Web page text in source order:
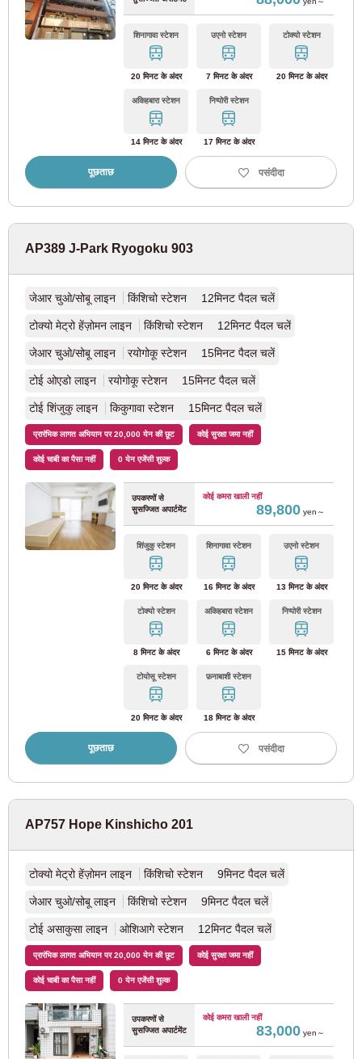
शिनागावा स्टेशन
20 मिनट के अंदर
उएनो स्टेशन
7 मिनट के अंदर
टोक्यो स्टेशन
20 मिनट के अंदर
अकिहबारा स्टेशन
14 मिनट के अंदर
निप्पोरी स्टेशन
17 मिनट के अंदर
पूछताछ पसंदीदा
AP389 J-Park Ryogoku 903
जेआर चुओ/सोबू लाइन किंशिचो स्टेशन 12मिनट पैदल चलें
टोक्यो मेट्रो हेंज़ोमन लाइन किंशिचो स्टेशन 12मिनट पैदल चलें
जेआर चुओ/सोबू लाइन रयोगोकू स्टेशन 15मिनट पैदल चलें
टोई ओएडो लाइन रयोगोकू स्टेशन 15मिनट पैदल चलें
टोई शिंजुकु लाइन किकुगावा स्टेशन 15मिनट पैदल चलें
प्रारंभिक लागत अभियान पर 20,000 येन की छूट कोई सुरक्षा जमा नहीं
कोई चाबी का पैसा नहीं 0 येन एजेंसी शुल्क
उपकरणों से
सुसज्जित अपार्टमेंट
कोई कमरा खाली नहीं
89,800yen～
शिंजुकु स्टेशन
20 मिनट के अंदर
शिनागावा स्टेशन
16 मिनट के अंदर
उएनो स्टेशन
13 मिनट के अंदर
टोक्यो स्टेशन
8 मिनट के अंदर
अकिहबारा स्टेशन
6 मिनट के अंदर
निप्पोरी स्टेशन
15 मिनट के अंदर
टोयोसू स्टेशन
20 मिनट के अंदर
फ़नाबाशी स्टेशन
18 मिनट के अंदर
पूछताछ पसंदीदा
AP757 Hope Kinshicho 201
टोक्यो मेट्रो हेंज़ोमन लाइन किंशिचो स्टेशन 9मिनट पैदल चलें
जेआर चुओ/सोबू लाइन किंशिचो स्टेशन 9मिनट पैदल चलें
टोई असाकुसा लाइन ओशिआगे स्टेशन 12मिनट पैदल चलें
प्रारंभिक लागत अभियान पर 20,000 येन की छूट कोई सुरक्षा जमा नहीं
कोई चाबी का पैसा नहीं 0 येन एजेंसी शुल्क
उपकरणों से
सुसज्जित अपार्टमेंट
कोई कमरा खाली नहीं
83,000yen～
सिबू कोकुबुन्जी लाइन (4)
(110)
कीओ नई लाइन (20)
कीओ इनोकाशिरा लाइन (46)
कीओ सागामिहारा लाइन (3)
केइओ ताकाओ लाइन (1)
ओडाक्यू इलेक्ट्रिक रेलवे
ओडाक्यू ओडावारा लाइन (80)
ओडाक्यू तामा लाइन (2)
केइसी इलेक्ट्रिक रेलवे
केइक्यू मेन लाइन (65)
केइक्यू दाशी रेखा (6)
टोबू रेलवे
टोबू तोजो लाइन (69)
टोबू इसेसाकी रेखा (35)
अगस्त
3
4 5 7 8
9
11 13 15
कमरे की तलाश कर रहे ग्राहकों के लिए
03-6712-4346
केवल संभावित और वर्तमान निवासियों के लिए
03-6712-4344